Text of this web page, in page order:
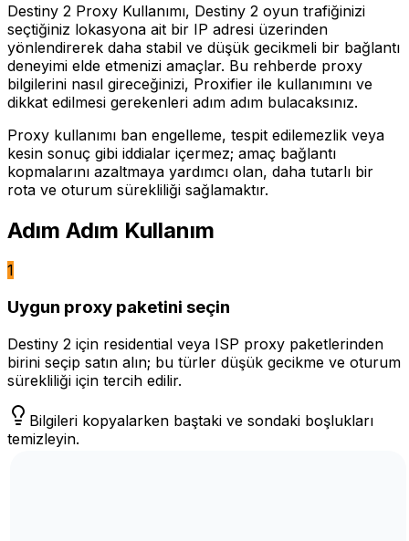
Destiny 2 Proxy Kullanımı, Destiny 2 oyun trafiğinizi
seçtiğiniz lokasyona ait bir IP adresi üzerinden
yönlendirerek daha stabil ve düşük gecikmeli bir bağlantı
deneyimi elde etmenizi amaçlar. Bu rehberde proxy
bilgilerini nasıl gireceğinizi, Proxifier ile kullanımını ve
dikkat edilmesi gerekenleri adım adım bulacaksınız.
Proxy kullanımı ban engelleme, tespit edilemezlik veya
kesin sonuç gibi iddialar içermez; amaç bağlantı
kopmalarını azaltmaya yardımcı olan, daha tutarlı bir
rota ve oturum sürekliliği sağlamaktır.
Adım Adım Kullanım
1
Uygun proxy paketini seçin
Destiny 2 için residential veya ISP proxy paketlerinden
birini seçip satın alın; bu türler düşük gecikme ve oturum
sürekliliği için tercih edilir.
Bilgileri kopyalarken baştaki ve sondaki boşlukları
temizleyin.